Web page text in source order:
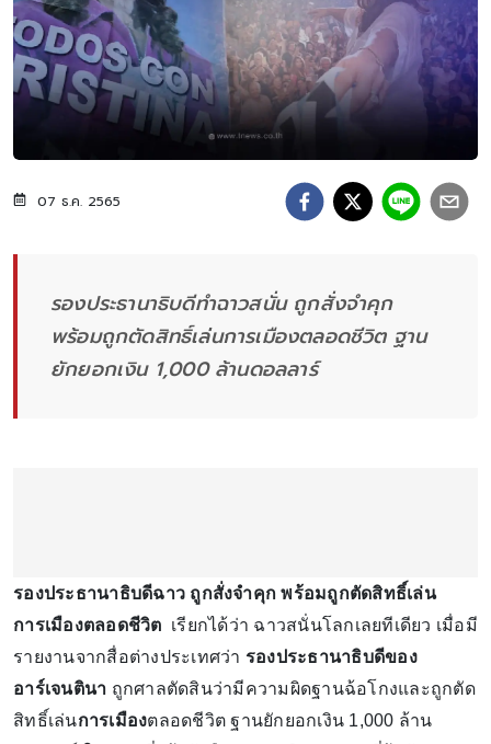
07 ธ.ค. 2565
รองประธานาธิบดีทำฉาวสนั่น ถูกสั่งจำคุก
พร้อมถูกตัดสิทธิ์เล่นการเมืองตลอดชีวิต ฐาน
ยักยอกเงิน 1,000 ล้านดอลลาร์
รองประธานาธิบดีฉาว ถูกสั่งจำคุก พร้อมถูกตัดสิทธิ์เล่น
การเมืองตลอดชีวิต เรียกได้ว่า ฉาวสนั่นโลกเลยทีเดียว เมื่อมี
รายงานจากสื่อต่างประเทศว่า รองประธานาธิบดีของ
อาร์เจนตินา ถูกศาลตัดสินว่ามีความผิดฐานฉ้อโกงและถูกตัด
สิทธิ์เล่นการเมืองตลอดชีวิต ฐานยักยอกเงิน 1,000 ล้าน